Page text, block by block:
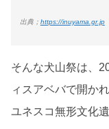
出典； https://inuyama.gr.jp
そんな犬山祭は、
ィスアベバで開か
ユネスコ無形文化